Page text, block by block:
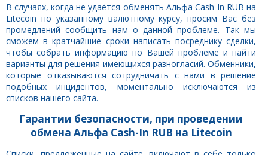
В случаях, когда не удаётся обменять Альфа Cash-In RUB на
Litecoin по указанному валютному курсу, просим Вас без
промедлений сообщить нам о данной проблеме. Так мы
сможем в кратчайшие сроки написать посреднику сделки,
чтобы собрать информацию по Вашей проблеме и найти
варианты для решения имеющихся разногласий. Обменники,
которые отказываются сотрудничать с нами в решение
подобных инцидентов, моментально исключаются из
списков нашего сайта.
Гарантии безопасности, при проведении
обмена Альфа Cash-In RUB на Litecoin